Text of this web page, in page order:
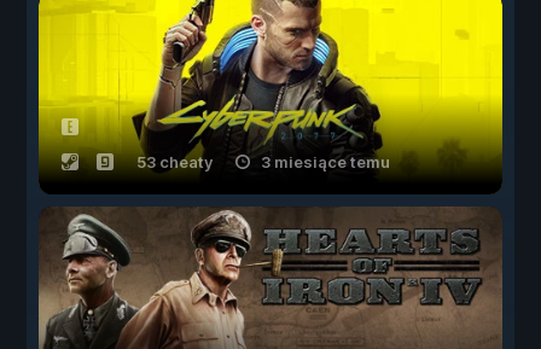
53 cheaty 3 miesiące temu